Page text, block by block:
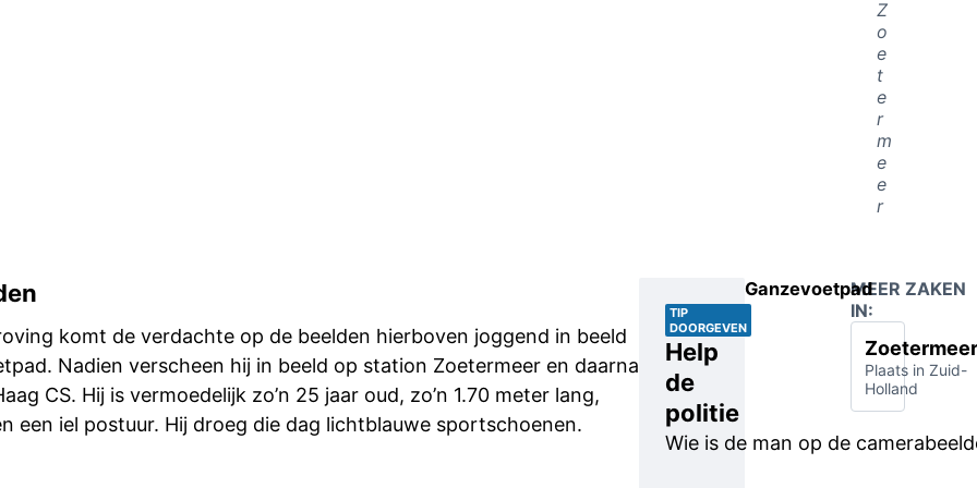
Z
o
e
t
e
r
m
e
e
r
komt de verdachte op de beelden hierboven joggend in beeld
Nadien verscheen hij in beeld op station Zoetermeer en daarna
CS. Hij is vermoedelijk zo’n 25 jaar oud, zo’n 1.70 meter lang,
een iel postuur. Hij droeg die dag lichtblauwe sportschoenen.
TIP
DOORGEVEN
Help
de
politie
Wie is de man op de
GanzevoetpadMEER ZAKEN
IN:
Zoetermeer
Plaats in Zuid-
Holland